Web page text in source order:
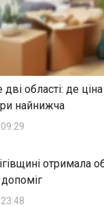
дві області: де
найнижча
отримала